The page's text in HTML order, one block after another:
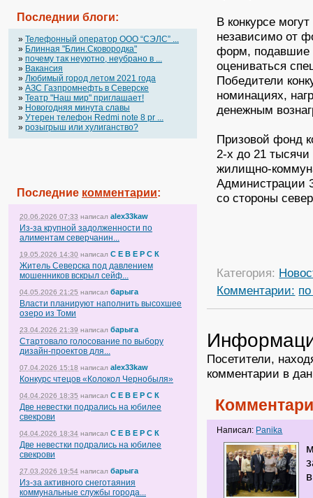
Последнии блоги:
» Телефонный оператор OOO “СЭЛС” ...
» Блинная "Блин.Сковородка"
» почему так неуютно, неубрано в ...
» Вакансия
» Любимый город летом 2021 года
» АЗС Газпромнефть в Северске
» Театр "Наш мир" приглашает!
» Новогодняя минута славы
» Утерен телефон Redmi note 8 pr ...
» розыгрыш или хулиганство?
Последние комментарии:
20.06.2026 07:33 написал alex33kaw
Из-за крупной задолженности по
алиментам северчанин...
19.05.2026 14:30 написал С Е В Е Р С К
Житель Северска под давлением
мошенников вскрыл сейф...
04.05.2026 21:25 написал барыга
Власти планируют наполнить высохшее
озеро из Томи
23.04.2026 21:39 написал барыга
Стартовало голосование по выбору
дизайн-проектов для...
07.04.2026 15:18 написал alex33kaw
Конкурс чтецов «Колокол Чернобыля»
04.04.2026 18:35 написал С Е В Е Р С К
Две невестки подрались на юбилее
свекрови
04.04.2026 18:34 написал С Е В Е Р С К
Две невестки подрались на юбилее
свекрови
27.03.2026 19:54 написал барыга
Из-за активного снеготаяния
коммунальные службы города...
В конкурсе
независимо от
форм, подавшие
оцениваться
Победители
номинациях,
денежным
Призовой фонд
2-х до 21 тысячи
жилищно-
Администрации
со стороны
Категория:
Комментарии:
Посетители,
комментарии в
Написал: Panika